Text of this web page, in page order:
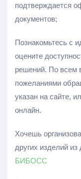
подтверждается
документов;
Познакомьтесь с
оцените
решений. По всем
пожеланиями
указан на сайте,
онлайн.
Хочешь
других изделий из
БИБОСС